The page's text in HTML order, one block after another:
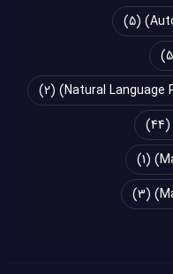
(5)
(2)
(44)
(1)
(3)